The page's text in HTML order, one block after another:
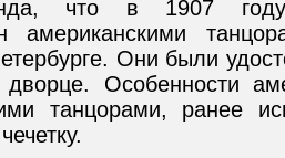
что в 1907
американскими
Они были
Особенности
танцорами, ранее